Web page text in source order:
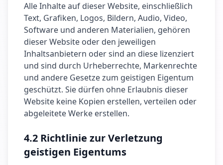
Alle Inhalte auf dieser Website, einschließlich
Text, Grafiken, Logos, Bildern, Audio, Video,
Software und anderen Materialien, gehören
dieser Website oder den jeweiligen
Inhaltsanbietern oder sind an diese lizenziert
und sind durch Urheberrechte, Markenrechte
und andere Gesetze zum geistigen Eigentum
geschützt. Sie dürfen ohne Erlaubnis dieser
Website keine Kopien erstellen, verteilen oder
abgeleitete Werke erstellen.
4.2 Richtlinie zur Verletzung
geistigen Eigentums